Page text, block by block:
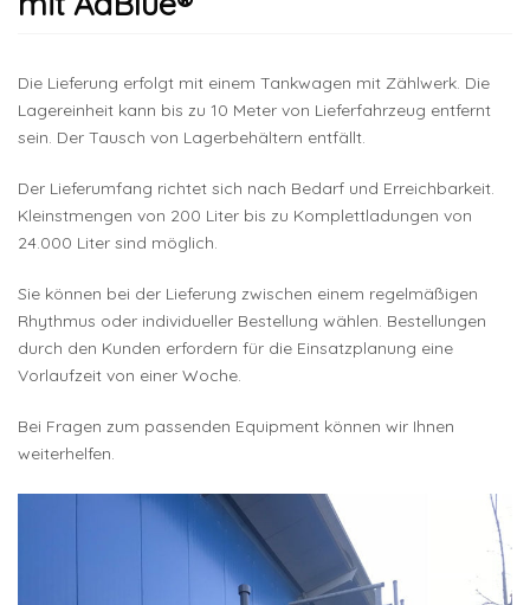
Die Lieferung erfolgt mit einem Tankwagen mit Zählwerk. Die
Lagereinheit kann bis zu 10 Meter von Lieferfahrzeug entfernt
sein. Der Tausch von Lagerbehältern entfällt.
Der Lieferumfang richtet sich nach Bedarf und Erreichbarkeit.
Kleinstmengen von 200 Liter bis zu Komplettladungen von
24.000 Liter sind möglich.
Sie können bei der Lieferung zwischen einem regelmäßigen
Rhythmus oder individueller Bestellung wählen. Bestellungen
durch den Kunden erfordern für die Einsatzplanung eine
Vorlaufzeit von einer Woche.
Bei Fragen zum passenden Equipment können wir Ihnen
weiterhelfen.